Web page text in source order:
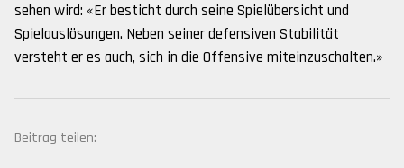
sehen wird: «Er besticht durch seine Spielübersicht und
Spielauslösungen. Neben seiner defensiven Stabilität
versteht er es auch, sich in die Offensive miteinzuschalten.»
Beitrag teilen: